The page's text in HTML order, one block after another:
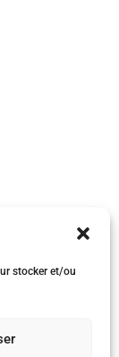
stocker et/ou